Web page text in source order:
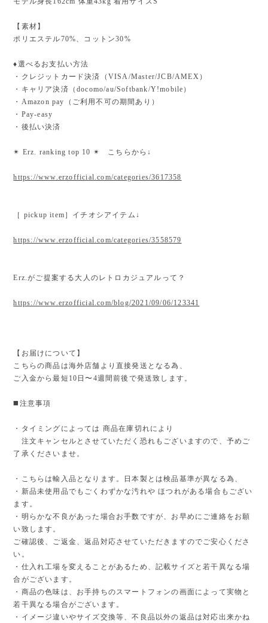
【素材】
ポリエステル70%、コットン30%
♦︎選べるお支払い方法
・クレジットカード決済（VISA/Master/JCB/AMEX）
・キャリア決済（docomo/au/Softbank/Y!mobile）
・Amazon pay（ご利用不可の期間あり）
・Pay-easy
・後払い決済
✴︎ Erz. ranking top 10 ✴︎ こちらから↓
https://www.erzofficial.com/categories/3617358
［ pickup item］イチオシアイテム↓
https://www.erzofficial.com/categories/3558579
Erz.がご提案する大人のレトロカジュアルって？
https://www.erzofficial.com/blog/2021/09/06/123341
【お届けについて】
こちらの商品は海外店舗より直接発送となる為、
ご入金から最短10日〜4週間前後で発送致します。
◼️注意事項
・タイミングによっては 商品在庫切れにより
注文キャンセルとさせていただく恐れもございますので、予めご
了承くださいませ。
・こちらは輸入品となります。日本製とは検品基準が異なる為、
・新品未使用品でもごくわずかな汚れや ほつれがある場合もござい
ます。
・明らかな不良があった場合お手数ですが、お早めにご連絡をお願
い致します。
ご確認後、ご返金、返品対応させていただきますのでご安心くださ
い。
・仕入れ工場を変えることがあるため、記載サイズと若干異なる場
合がございます。
・商品の色味は、お手持ちのスマートフォンの画面によって実物と
若干異なる場合がございます。
・イメージ違いやサイズ交換等、不良品以外の返品は対応出来かね